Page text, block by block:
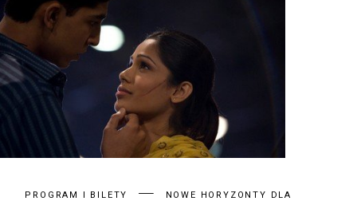
PROGRAM I BILETY
NOWE HORYZONTY DLA